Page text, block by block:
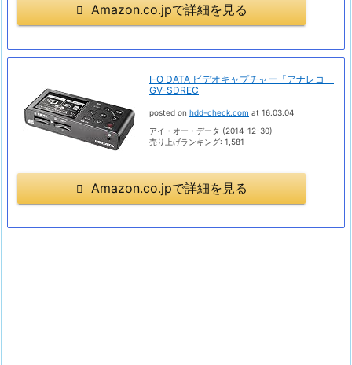
Amazon.co.jpで詳細を見る
I-O DATA ビデオキャプチャー「アナレコ」
GV-SDREC
posted on hdd-check.com at 16.03.04
アイ・オー・データ (2014-12-30)
売り上げランキング: 1,581
Amazon.co.jpで詳細を見る